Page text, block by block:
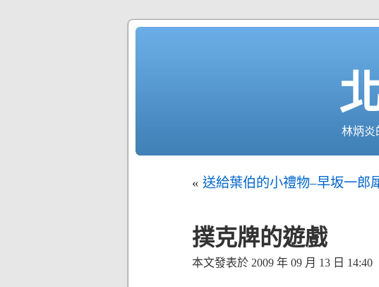
林炳炎
« 送給葉伯的小禮物–早坂一郎
撲克牌的遊戲
本文發表於 2009 年 09 月 13 日 14:40